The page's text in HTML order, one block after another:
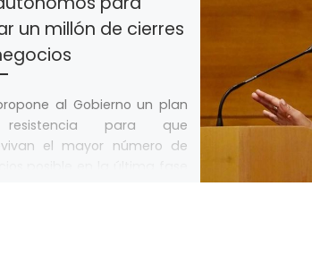
un millón de cierres
al Gobierno un plan
para que
el mayor número de